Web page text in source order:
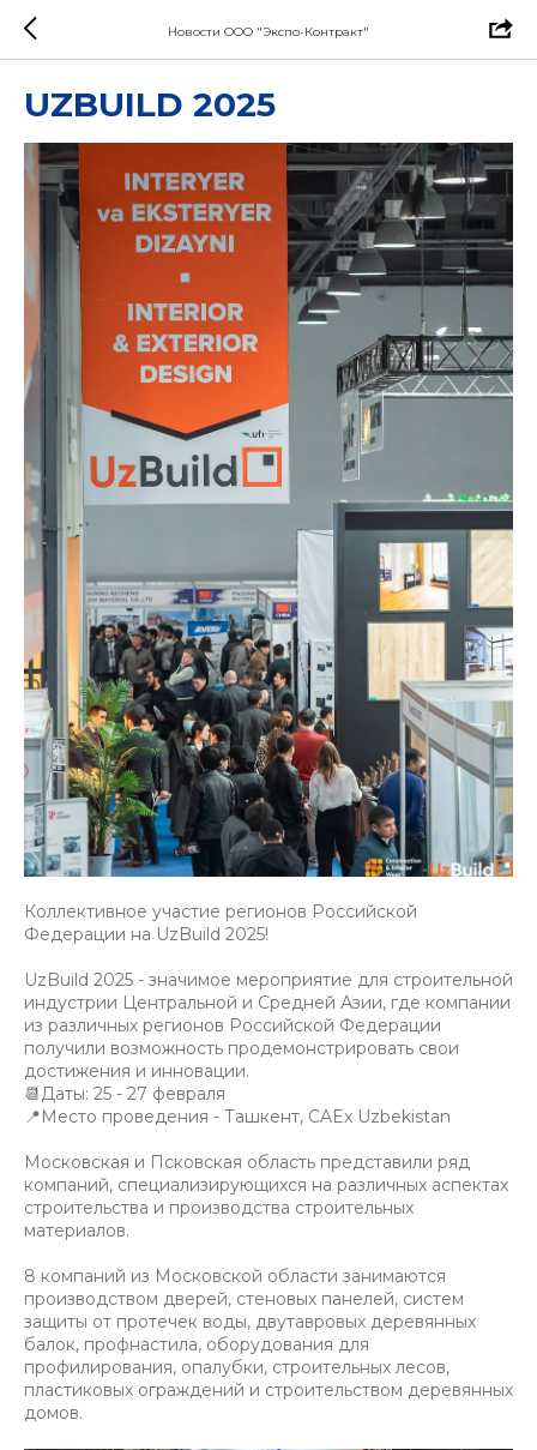
Новости ООО "Экспо-Контракт"
UZBUILD 2025
Коллективное участие регионов Российской
Федерации на UzBuild 2025!
UzBuild 2025 - значимое мероприятие для строительной
индустрии Центральной и Средней Азии, где компании
из различных регионов Российской Федерации
получили возможность продемонстрировать свои
достижения и инновации.
📆Даты: 25 - 27 февраля
📍Место проведения - Ташкент, CAEx Uzbekistan
Московская и Псковская область представили ряд
компаний, специализирующихся на различных аспектах
строительства и производства строительных
материалов.
8 компаний из Московской области занимаются
производством дверей, стеновых панелей, систем
защиты от протечек воды, двутавровых деревянных
балок, профнастила, оборудования для
профилирования, опалубки, строительных лесов,
пластиковых ограждений и строительством деревянных
домов.